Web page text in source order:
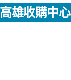
高雄收購中心